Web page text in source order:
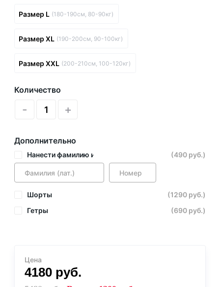
Размер L (180-190см, 80-90кг)
Размер XL (190-200см, 90-100кг)
Размер XXL (200-210см, 100-120кг)
Количество
- +
Дополнительно
Нанести фамилию и номер (490 руб.)
Шорты
(1290 руб.)
Гетры
(690 руб.)
Цена
4180 руб.